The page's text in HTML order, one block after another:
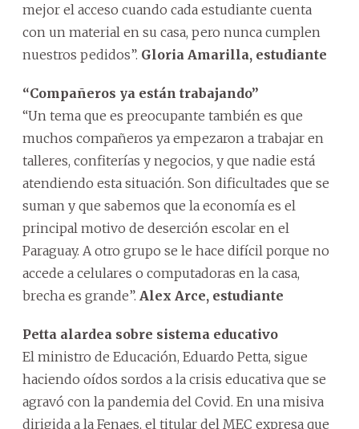
mejor el acceso cuando cada estudiante cuenta
con un material en su casa, pero nunca cumplen
nuestros pedidos”. Gloria Amarilla, estudiante
“Compañeros ya están trabajando”
“Un tema que es preocupante también es que
muchos compañeros ya empezaron a trabajar en
talleres, confiterías y negocios, y que nadie está
atendiendo esta situación. Son dificultades que se
suman y que sabemos que la economía es el
principal motivo de deserción escolar en el
Paraguay. A otro grupo se le hace difícil porque no
accede a celulares o computadoras en la casa,
brecha es grande”. Alex Arce, estudiante
Petta alardea sobre sistema educativo
El ministro de Educación, Eduardo Petta, sigue
haciendo oídos sordos a la crisis educativa que se
agravó con la pandemia del Covid. En una misiva
dirigida a la Fenaes, el titular del MEC expresa que